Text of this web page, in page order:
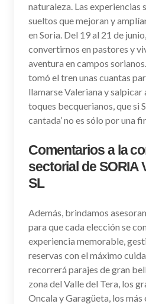
naturaleza. Las
sueltos que mejoran y
en Soria. Del 19 al 21 de
convertirnos en pastores y
aventura en campos
tomó el tren unas cuantas
llamarse Valeriana y salpicar
toques becquerianos, que si
cantada’ no es sólo por una
Comentarios a la
sectorial de SORIA
SL
Además, brindamos
para que cada elección se
experiencia memorable,
reservas con el máximo
recorrerá parajes de gran
zona del Valle del Tera, los
Oncala y Garagüeta, los más